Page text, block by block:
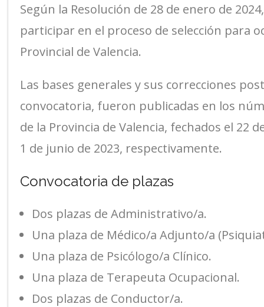
Según la Resolución de 28 de enero de
participar en el proceso de selección para
Provincial de Valencia.
Las bases generales y sus correcciones
convocatoria, fueron publicadas en los
de la Provincia de Valencia, fechados el 22
1 de junio de 2023, respectivamente.
Convocatoria de plazas
Dos plazas de Administrativo/a.
Una plaza de Médico/a Adjunto/a
Una plaza de Psicólogo/a Clínico.
Una plaza de Terapeuta Ocupacional.
Dos plazas de Conductor/a.